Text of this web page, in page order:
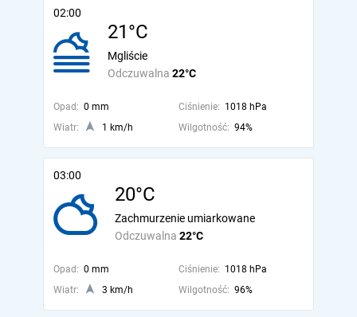
02:00
21°C
Odczuwalna 22°C
Mgliście
Opad: 0 mm Ciśnienie: 1018 hPa
Wiatr:
1 km/h Wilgotność: 94%
03:00
20°C
Odczuwalna 22°C
Zachmurzenie umiarkowane
Opad: 0 mm Ciśnienie: 1018 hPa
Wiatr:
3 km/h Wilgotność: 96%